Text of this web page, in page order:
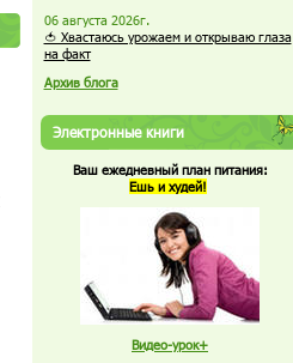
06 августа 2026г.
🍅 Хвастаюсь урожаем и открываю глаза
на факт
Архив блога
Электронные книги
Ваш ежедневный план питания:
Ешь и худей!
Видео-урок+